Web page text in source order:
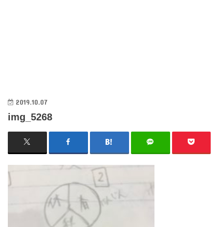
2019.10.07
img_5268